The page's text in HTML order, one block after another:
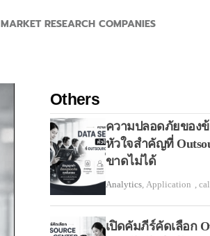
Technology of Customer
Customer experience &
Complaint management
Customer satification
MARKET RESEARCH COMPANIES
Others
ความปลอดภัยของข้
หัวใจสำคัญที่
ขาดไม่ได้
Analytics, Application ,
เปิดคัมภีร์คัดเลือก